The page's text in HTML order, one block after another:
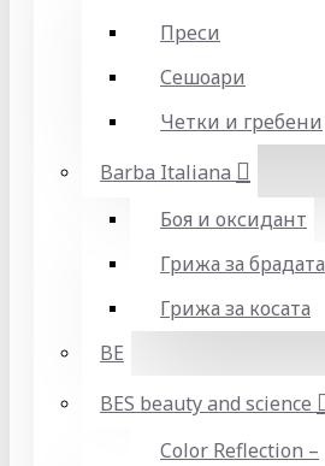
Преси
Сешоари
Четки и гребени
Barba Italiana
Боя и оксидант
Грижа за брадата
Грижа за косата
BE
BES beauty and science
Color Reflection –